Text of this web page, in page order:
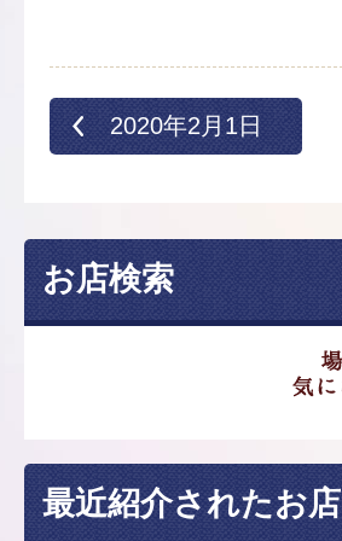
2020年2月1日
お店検索
最近紹介されたお店